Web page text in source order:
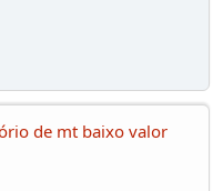
de mt baixo valor